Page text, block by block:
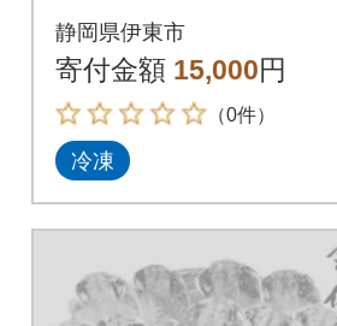
C】特トロあじ・中あ
じ各8枚 伊豆・伊東
の干物詰め合わせ
静岡県伊東市
寄付金額 15,000円
（0件）
冷凍